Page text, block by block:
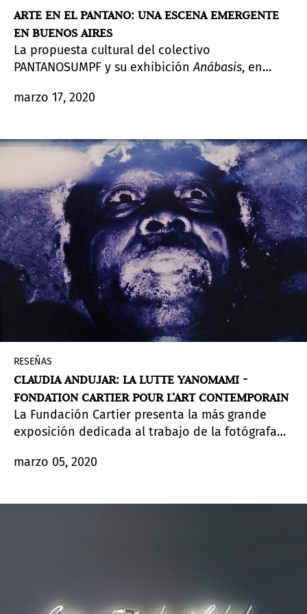
ARTE EN EL PANTANO: UNA ESCENA EMERGENTE
EN BUENOS AIRES
La propuesta cultural del colectivo
PANTANOSUMPF y su exhibiciónAnábasis, en
el peso del pasado y la resignificación del
marzo 17, 2020
RESEÑAS
CLAUDIA ANDUJAR: LA LUTTE YANOMAMI -
FONDATION CARTIER POUR L’ART CONTEMPORAIN
La Fundación Cartier presenta la más grande
exposición dedicada al trabajo de la fotógrafa
de 1970 ha dedicado su vida a la fotografía y la
indígenas más importantes de la Amazonas
marzo 05, 2020